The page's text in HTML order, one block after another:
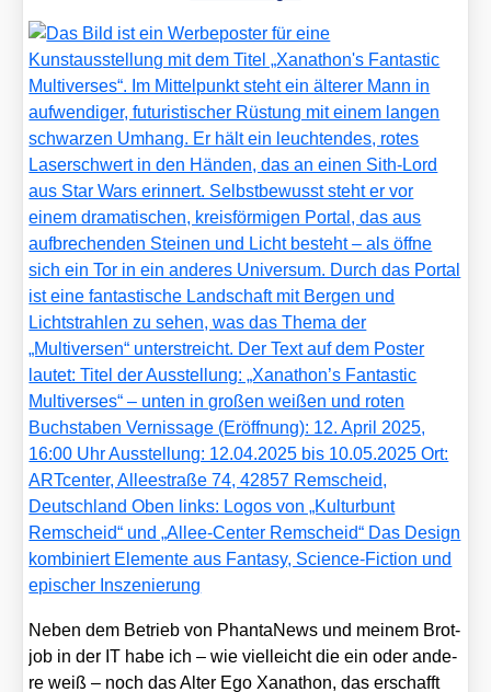
Neben dem Betrieb von Phan­ta­News und mei­nem Brot­
job in der IT habe ich – wie viel­leicht die ein oder ande­
re weiß – noch das Alter Ego Xan­athon, das erschafft